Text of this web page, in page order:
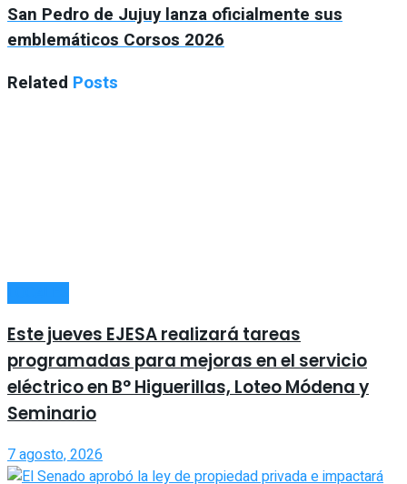
San Pedro de Jujuy lanza oficialmente sus
emblemáticos Corsos 2026
Related Posts
Este jueves EJESA realizará tareas
programadas para mejoras en el servicio
eléctrico en B° Higuerillas, Loteo Módena y
Seminario
7 agosto, 2026